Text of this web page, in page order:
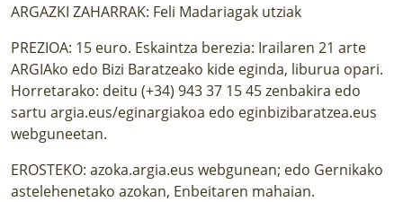
ARGAZKI ZAHARRAK: Feli Madariagak utziak
PREZIOA: 15 euro. Eskaintza berezia: Irailaren 21 arte
ARGIAko edo Bizi Baratzeako kide eginda, liburua opari.
Horretarako: deitu (+34) 943 37 15 45 zenbakira edo
sartu argia.eus/eginargiakoa edo eginbizibaratzea.eus
webguneetan.
EROSTEKO: azoka.argia.eus webgunean; edo Gernikako
astelehenetako azokan, Enbeitaren mahaian.